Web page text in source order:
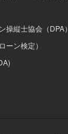
縦士協会（DPA）
ン検定）